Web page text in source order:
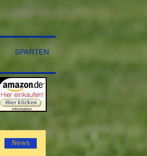
SPARTEN
News